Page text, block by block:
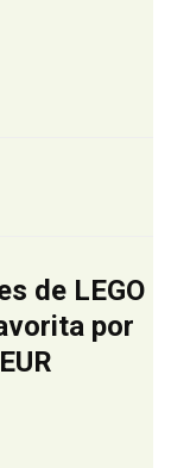
de LEGO
por